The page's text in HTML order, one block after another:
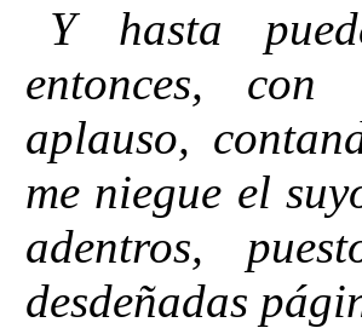
Y hasta
entonces,
aplauso,
me niegue el
adentros,
desdeñadas